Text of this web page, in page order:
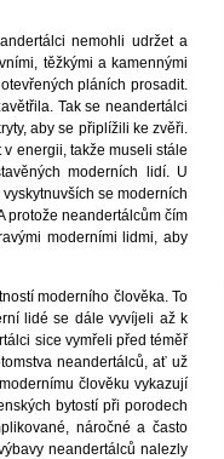
nemohli udržet a
těžkými a kamennými
pláních prosadit.
Tak se neandertálci
aby se připlížili ke zvěři.
energii, takže museli stále
moderních lidí. U
se moderních
protože neandertálcům čím
moderními lidmi, aby
moderního člověka. To
lidé se dále vyvíjeli až k
sice vymřeli před téměř
neandertálců, ať už
člověku vykazují
bytostí při porodech
náročné a často
neandertálců nalezly